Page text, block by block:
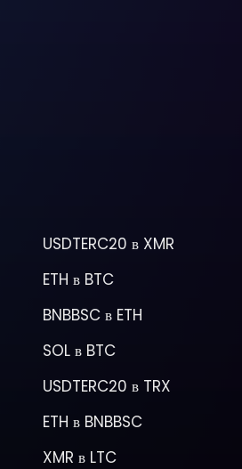
USDTERC20 в XMR
ETH в BTC
BNBBSC в ETH
SOL в BTC
USDTERC20 в TRX
ETH в BNBBSC
XMR в LTC